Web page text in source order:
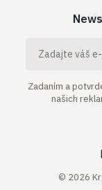
Zadaním a
našich
© 2026